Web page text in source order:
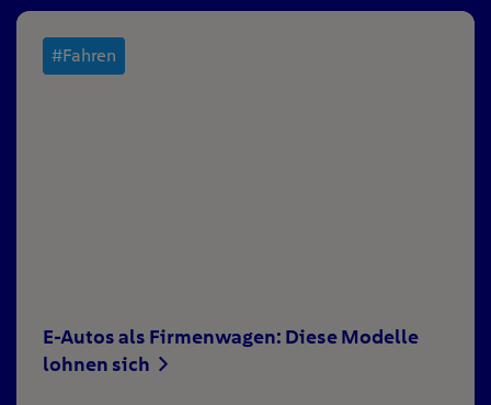
#Fahren
E-Autos als Firmenwagen: Diese Modelle
lohnen sich